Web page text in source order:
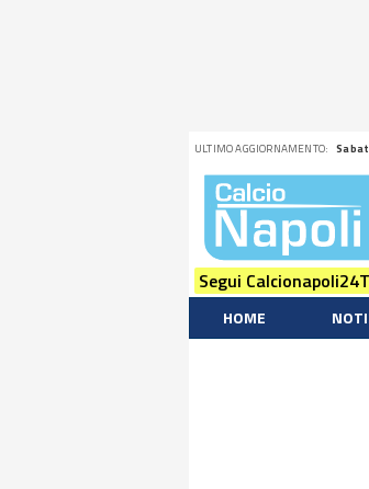
ULTIMO AGGIORNAMENTO:
Segui
HOME